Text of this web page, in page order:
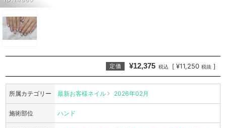
定価 ¥12,375 税込 [ ¥11,250 税抜 ]
所属カテゴリー 最新お客様ネイル 2026年02月
施術部位 ハンド